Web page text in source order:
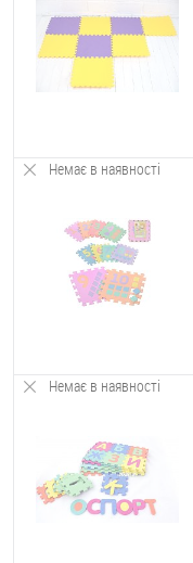
Немає в наявності
Немає в наявності